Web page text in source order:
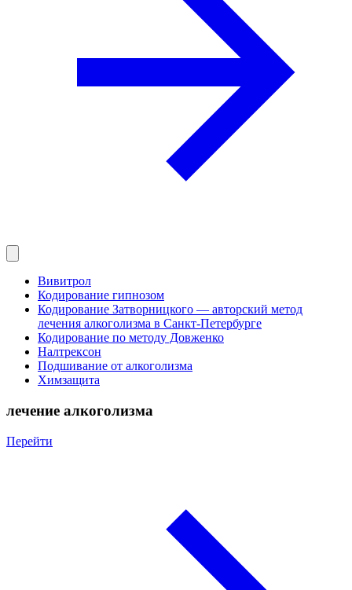
Вивитрол
Кодирование гипнозом
Кодирование Затворницкого — авторский метод
лечения алкоголизма в Санкт‑Петербурге
Кодирование по методу Довженко
Налтрексон
Подшивание от алкоголизма
Химзащита
лечение алкоголизма
Перейти